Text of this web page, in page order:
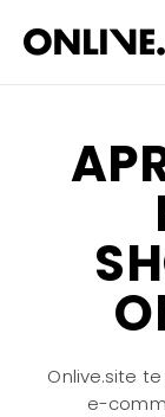
Onlive.site
e-